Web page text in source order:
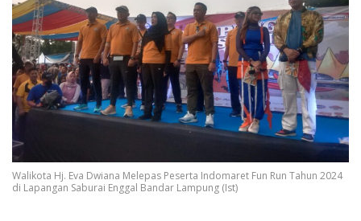
Walikota Hj. Eva Dwiana Melepas Peserta Indomaret Fun Run Tahun 2024
di Lapangan Saburai Enggal Bandar Lampung (Ist)